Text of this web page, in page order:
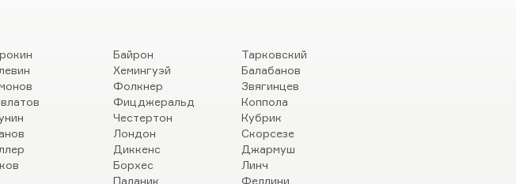
Байрон
Хемингуэй
Фолкнер
Фицджеральд
Честертон
Лондон
Диккенс
Борхес
Паланик
Тарковский
Балабанов
Звягинцев
Коппола
Кубрик
Скорсезе
Джармуш
Линч
Феллини